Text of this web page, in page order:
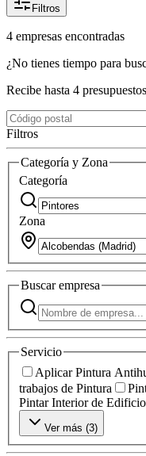
Filtros
4 empresas encontradas
¿No tienes tiempo para
Recibe hasta 4
Filtros
Categoría y Zona
Categoría
Zona
Buscarempresa
Servicio
Aplicar Pintura
trabajos de Pintura
Pintar Interior de Edificio
Ver más (3)